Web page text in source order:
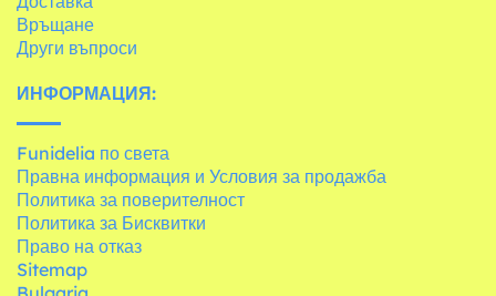
Връщане
Други въпроси
ИНФОРМАЦИЯ:
Funidelia по света
Правна информация и Условия за продажба
Политика за поверителност
Политика за Бисквитки
Право на отказ
Sitemap